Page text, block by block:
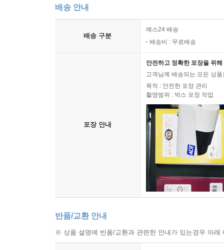
서서히 빠뜨리는 솜씨에 있어 정평이 나 있는
그러나 이 책을 미쓰다 신조의 다른 책들과 구분
《죽은 자의 녹취록》은 작가가 서장에서 밝히
작품들을 나열하는 것에 그치지 않고, 여섯 편의
이미지를 점묘(點描)한다. 그럼으로써 전혀 새
고리를 만들어내기 위해 고안해낸 서사같이 느껴
거시의 이야기를 놀라우리만치 정치하게 엮어 짠
또한 각 작품마다 각종 고전 추리소설과 공포
선사하는 흥미로운 기믹으로서 작동하기도 한
이미지와 병존하는 것으로, 미쓰다 월드 특유의
작가의 실제 경험담처럼 흘러가면서 독자들을
배송 안내
배송 구분
예스24 배송
배송비 : 무료배송
포장 안내
안전하고 정확한 포장을 위
고객님께 배송되는 모든 상
목적 : 안전한 포장 관리
촬영범위 : 박스 포장 작업
반품/교환 안내
※ 상품 설명에 반품/교환과 관련한 안내가 있는경우 아